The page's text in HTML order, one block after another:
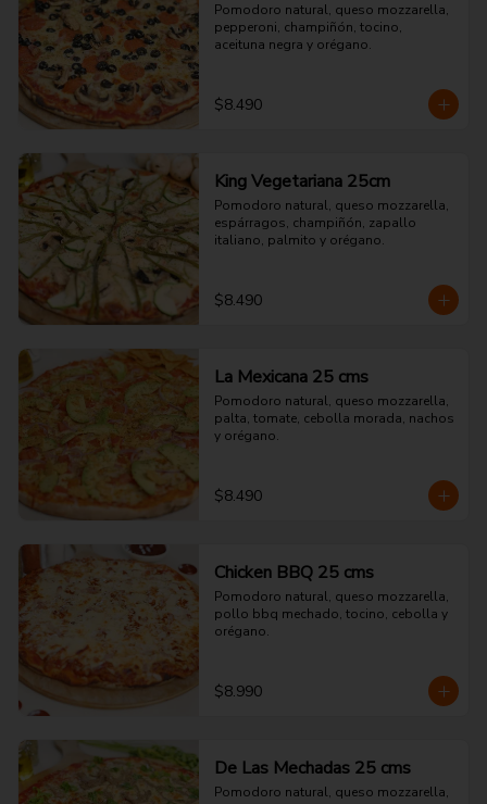
Pomodoro natural, queso mozzarella,
pepperoni, champiñón, tocino,
aceituna negra y orégano.
$8.490
King Vegetariana 25cm
Pomodoro natural, queso mozzarella,
espárragos, champiñón, zapallo
italiano, palmito y orégano.
$8.490
La Mexicana 25 cms
Pomodoro natural, queso mozzarella,
palta, tomate, cebolla morada, nachos
y orégano.
$8.490
Chicken BBQ 25 cms
Pomodoro natural, queso mozzarella,
pollo bbq mechado, tocino, cebolla y
orégano.
$8.990
De Las Mechadas 25 cms
Pomodoro natural, queso mozzarella,